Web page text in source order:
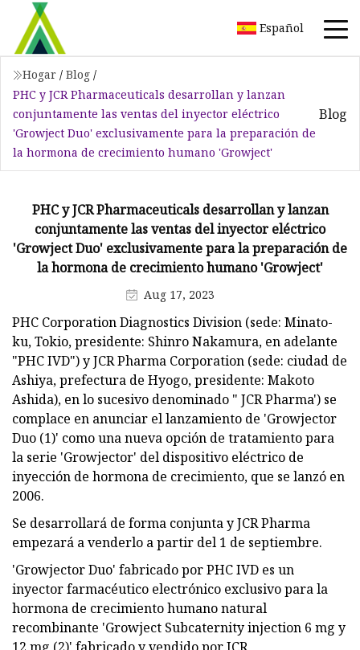
Español
Hogar / Blog /
PHC y JCR Pharmaceuticals desarrollan y lanzan
conjuntamente las ventas del inyector eléctrico
'Growject Duo' exclusivamente para la preparación de
la hormona de crecimiento humano 'Growject'
Blog
PHC y JCR Pharmaceuticals desarrollan y lanzan
conjuntamente las ventas del inyector eléctrico
'Growject Duo' exclusivamente para la preparación de
la hormona de crecimiento humano 'Growject'
Aug 17, 2023
PHC Corporation Diagnostics Division (sede: Minato-
ku, Tokio, presidente: Shinro Nakamura, en adelante
"PHC IVD") y JCR Pharma Corporation (sede: ciudad de
Ashiya, prefectura de Hyogo, presidente: Makoto
Ashida), en lo sucesivo denominado " JCR Pharma') se
complace en anunciar el lanzamiento de 'Growjector
Duo (1)' como una nueva opción de tratamiento para
la serie 'Growjector' del dispositivo eléctrico de
inyección de hormona de crecimiento, que se lanzó en
2006.
Se desarrollará de forma conjunta y JCR Pharma
empezará a venderlo a partir del 1 de septiembre.
'Growjector Duo' fabricado por PHC IVD es un
inyector farmacéutico electrónico exclusivo para la
hormona de crecimiento humano natural
recombinante 'Growject Subcaternity injection 6 mg y